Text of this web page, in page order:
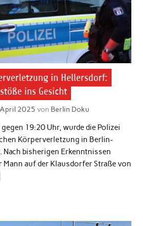
in Hellersdorf:
ins Gesicht
2025 von Berlin Doku
19:20 Uhr, wurde die Polizei
Körperverletzung in Berlin-
bisherigen Erkenntnissen
auf der Klausdorfer Straße von